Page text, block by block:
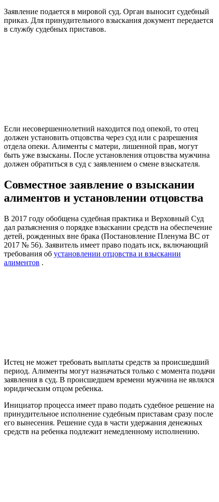
Заявление подается в мировой суд. Орган выносит судебный
приказ. Для принудительного взыскания документ передается
в службу судебных приставов.
Если несовершеннолетний находится под опекой, то отец
должен установить отцовства через суд или с разрешения
отдела опеки. Алименты с матери, лишенной прав, могут
быть уже взысканы. После установления отцовства мужчина
должен обратиться в суд с заявлением о смене взыскателя.
Совместное заявление о взыскании
алиментов и установлении отцовства
В 2017 году обобщена судебная практика и Верховный Суд
дал разъяснения о порядке взыскании средств на обеспечение
детей, рожденных вне брака (Постановление Пленума ВС от
2017 № 56). Заявитель имеет право подать иск, включающий
требования об установлении отцовства и взыскании
алиментов .
Истец не может требовать выплаты средств за происшедший
период. Алименты могут назначаться только с момента подачи
заявления в суд. В происшедшем времени мужчина не являлся
юридическим отцом ребенка.
Инициатор процесса имеет право подать судебное решение на
принудительное исполнение судебным приставам сразу после
его вынесения. Решение суда в части удержания денежных
средств на ребенка подлежит немедленному исполнению.